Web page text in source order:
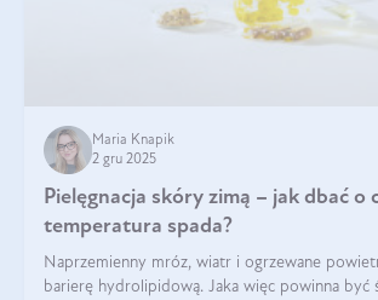
Maria Knapik
2 gru 2025
Pielęgnacja skóry zimą – jak dbać o
temperatura spada?
Naprzemienny mróz, wiatr i ogrzewane
barierę hydrolipidową. Jaka więc powinna być